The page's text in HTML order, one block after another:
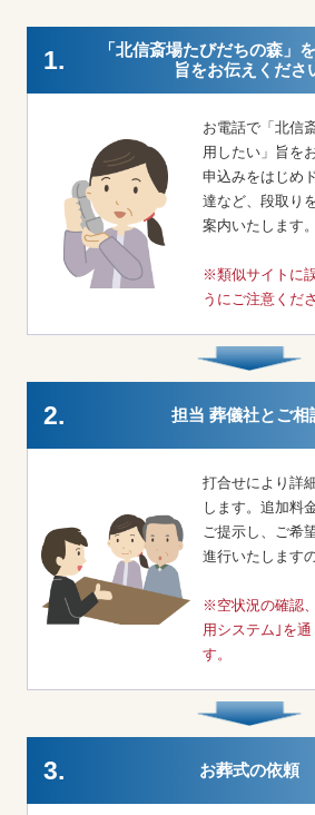
1.
「北信斎場たびだちの森」
旨をお伝えくださ
お電話で「北信
用したい」旨を
申込みをはじめ
達など、段取り
案内いたします。
※類似サイトに
うにご注意くださ
2. 担当 葬儀社とご相
打合せにより詳
します。追加料
ご提示し、ご希
進行いたします
※空状況の確認
用システム｣を
す。
3. お葬式の依頼